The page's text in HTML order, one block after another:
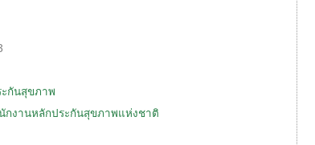
กันสุขภาพ
กงานหลักประกันสุขภาพแห่งชาติ